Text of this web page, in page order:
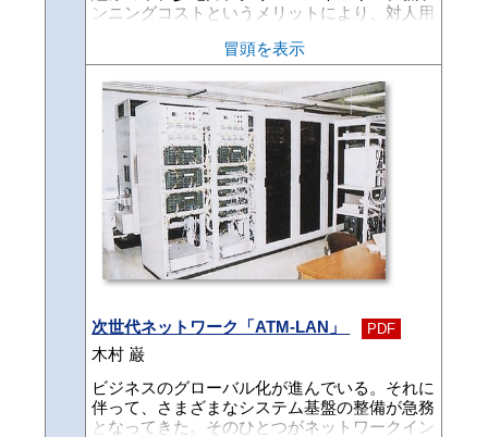
4連勝中（本稿執筆時）と他を圧倒し、また19
2戦で早くも優勝）に貢献している。以下に本
システムの概要ならびに効果を紹介する。
ンニングコストというメリットにより、対人用
ン（以下、GHPという）の採用が増加してい
る。しかし、対物産業用としての使用は一部の
採用に止まっているのが現状である。また、現
在使用されている試験用の恒温恒湿設備の多く
は、電気式の冷凍機と電気ヒータとの組み合わ
せでできている。そのため、1つの設備当たり
の消費電力はかなり多く、設備導入時には受電
設備が必要になる。電力契約においても、デマ
ンド契約になりやすく、ピークカットにより運
転ができなくなる心配もある。さらに、試験用
設備の場合は設備の稼働率があまり高くないた
め、実際の使用時間当たりの電力料金も割高に
なる。このように、恒温恒湿設備はイニシャル
る。GHP事業部でも、新規に試験用として恒
温恒湿設備を導入するに当たり、イニシャルコ
ストはもちろん、ランニングコストも下げる必
要があった。以上により、GHPを冷凍機とし
て使用することで、GHPの対物産業用として
の用途拡大も図り、さらにGHPのエンジン排
冒頭を表示
次世代ネットワーク「ATM-LAN」 PDF
木村 巌
ビジネスのグローバル化が進んでいる。それに
伴って、さまざまなシステム基盤の整備が急務
となってきた。そのひとつがネットワークイン